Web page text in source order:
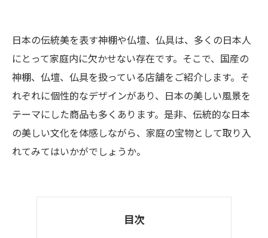
日本の伝統美を表す神棚や仏壇、仏具は、多くの日本人
にとって家庭内に欠かせない存在です。そこで、国産の
神棚、仏壇、仏具を扱っている店舗をご紹介します。そ
れぞれに個性的なデザインがあり、日本の美しい風景を
テーマにした商品も多くあります。是非、伝統的な日本
の美しい文化を体感しながら、家庭の宝物として取り入
れてみてはいかがでしょうか。
目次